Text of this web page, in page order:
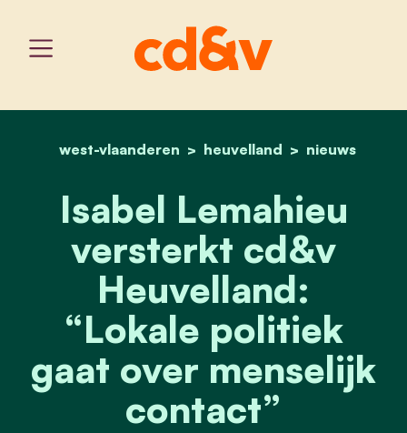
home
west-vlaanderen heuvelland nieuws
isabel lemahieu
Isabel Lemahieu
versterkt cd&v
Heuvelland:
“Lokale politiek
gaat over menselijk
contact”